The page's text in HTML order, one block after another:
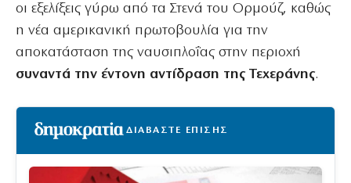
οι εξελίξεις γύρω από τα Στενά του Ορμούζ, καθώς
η νέα αμερικανική πρωτοβουλία για την
αποκατάσταση της ναυσιπλοΐας στην περιοχή
συναντά την έντονη αντίδραση της Τεχεράνης.
ΔΙΑΒΑΣΤΕ ΕΠΙΣΗΣ